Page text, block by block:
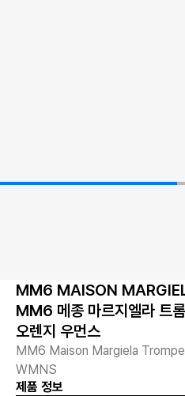
MM6 MAISON
MM6 메종 마르지엘라 트
오렌지 우먼스
MM6 Maison Margiela
WMNS
제품 정보